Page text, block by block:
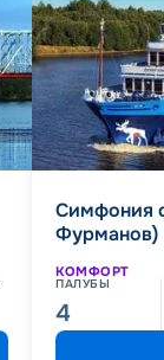
Симфония
Фурманов)
КОМФОРТ
ПАЛУБЫ
4